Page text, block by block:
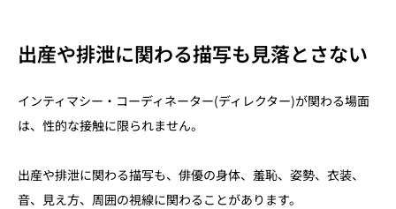
出産や排泄に関わる描写も見落とさない
インティマシー・コーディネーター(ディレクター)が関わる場面
は、性的な接触に限られません。
出産や排泄に関わる描写も、俳優の身体、羞恥、姿勢、衣装、
音、見え方、周囲の視線に関わることがあります。